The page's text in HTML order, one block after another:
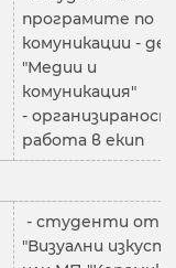
програмите по
комуникации -
"Медии и
комуникация"
-
работа в екип
- студенти от
"Визуални